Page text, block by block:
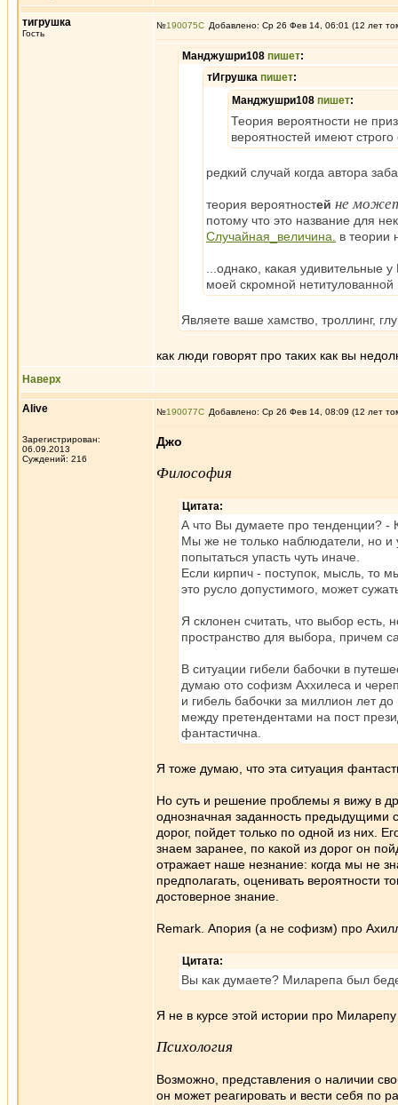
тигрушка
Гость
№190075 Добавлено: Ср 26 Фев 14, 06:01 (12 лет
Манджушри108 пишет:
тИгрушка пишет:
Манджушри108 пишет:
Теория вероятности не
вероятностей имеют
редкий случай когда автора
теория вероятностей не
потому что это название для
Случайная_величина.
в теории
...однако, какая
моей скромной
Являете ваше хамство, троллинг,
как люди говорят про таких как вы
Наверх
Alive
Зарегистрирован:
06.09.2013
Суждений: 216
№190077 Добавлено: Ср 26 Фев 14, 08:09 (12 лет
Джо
Философия
Цитата:
А что Вы думаете про тенденции? -
Мы же не только наблюдатели, но и
попытаться упасть чуть иначе.
Если кирпич - поступок, мысль, то
это русло допустимого, может
Я склонен считать, что выбор есть,
пространство для выбора, причем
В ситуации гибели бабочки в
думаю ото софизм Аххилеса и
и гибель бабочки за миллион лет
между претендентами на пост
фантастична.
Я тоже думаю, что эта ситуация
Но суть и решение проблемы я вижу в
однозначная заданность предыдущими
дорог, пойдет только по одной из них.
знаем заранее, по какой из дорог он
отражает наше незнание: когда мы не
предполагать, оценивать вероятности
достоверное знание.
Remark. Апория (а не софизм) про
Цитата:
Вы как думаете? Миларепа был
Я не в курсе этой истории про
Психология
Возможно, представления о наличии
он может реагировать и вести себя по